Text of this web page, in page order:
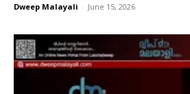
Dweep Malayali - June 15, 2026